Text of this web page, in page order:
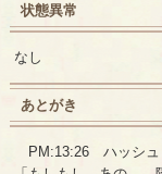
状態異常
なし
あとがき
PM:13:26 ハッシュ